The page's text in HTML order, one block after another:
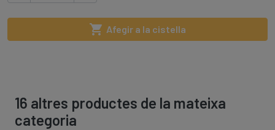
 Afegir a la cistella
16 altres productes de la mateixa
categoria